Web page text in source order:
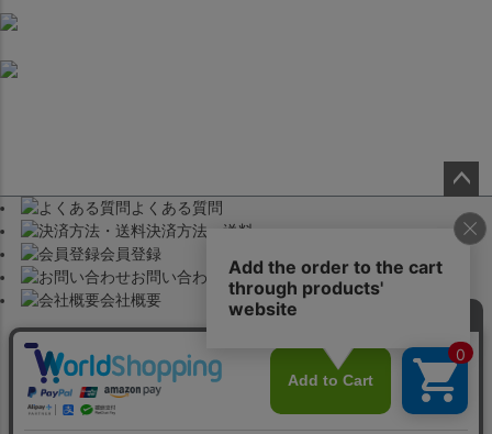
ペー
ジト
よくある質問
決済方法・送料
会員登録
お問い合わせ
会社概要